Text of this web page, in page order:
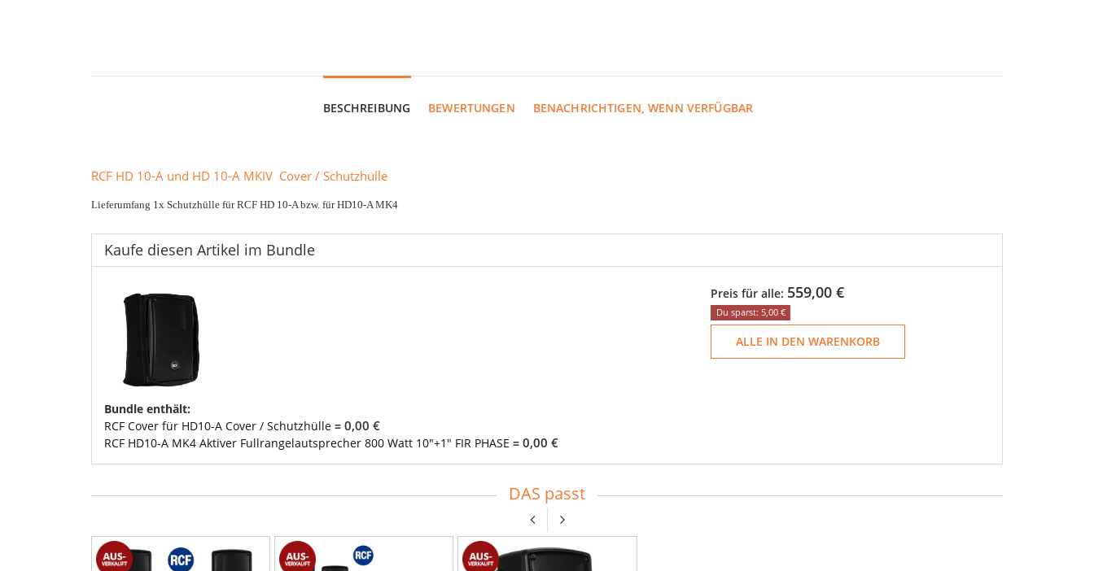
BESCHREIBUNG BEWERTUNGEN BENACHRICHTIGEN, WENN VERFÜGBAR
RCF HD 10-A und HD 10-A MKIV Cover / Schutzhülle
Lieferumfang 1x Schutzhülle für RCF HD 10-A bzw. für HD10-A MK4
Kaufe diesen Artikel im Bundle
Preis für alle: 559,00 €
Du sparst: 5,00 €
ALLE IN DEN WARENKORB
Bundle enthält:
RCF Cover für HD10-A Cover / Schutzhülle = 0,00 €
RCF HD10-A MK4 Aktiver Fullrangelautsprecher 800 Watt 10"+1" FIR PHASE = 0,00 €
DAS passt